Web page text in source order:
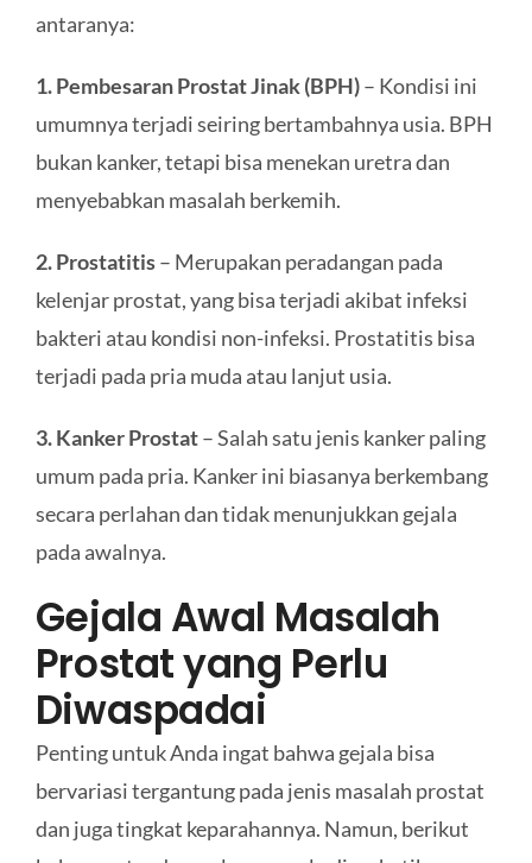
antaranya:
1. Pembesaran Prostat Jinak (BPH)– Kondisi ini
umumnya terjadi seiring bertambahnya usia. BPH
bukan kanker, tetapi bisa menekan uretra dan
menyebabkan masalah berkemih.
2. Prostatitis– Merupakan peradangan pada
kelenjar prostat, yang bisa terjadi akibat infeksi
bakteri atau kondisi non-infeksi. Prostatitis bisa
terjadi pada pria muda atau lanjut usia.
3. Kanker Prostat– Salah satu jenis kanker paling
umum pada pria. Kanker ini biasanya berkembang
secara perlahan dan tidak menunjukkan gejala
pada awalnya.
Gejala Awal Masalah
Prostat yang Perlu
Diwaspadai
Penting untuk Anda ingat bahwa gejala bisa
bervariasi tergantung pada jenis masalah prostat
dan juga tingkat keparahannya. Namun, berikut